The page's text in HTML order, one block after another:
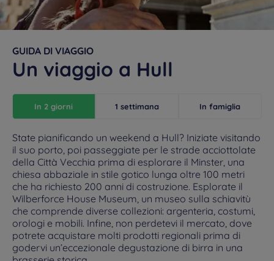
GUIDA DI VIAGGIO
Un viaggio a Hull
In 2 giorni 1 settimana In famiglia
State pianificando un weekend a Hull? Iniziate visitando
il suo porto, poi passeggiate per le strade acciottolate
della Città Vecchia prima di esplorare il Minster, una
chiesa abbaziale in stile gotico lunga oltre 100 metri
che ha richiesto 200 anni di costruzione. Esplorate il
Wilberforce House Museum, un museo sulla schiavitù
che comprende diverse collezioni: argenteria, costumi,
orologi e mobili. Infine, non perdetevi il mercato, dove
potrete acquistare molti prodotti regionali prima di
godervi un’eccezionale degustazione di birra in una